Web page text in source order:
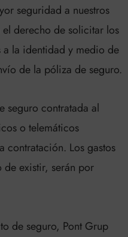
seguridad a nuestros
derecho de solicitar los
a la identidad y medio de
de la póliza de seguro.
seguro contratada al
o telemáticos
contratación. Los gastos
existir, serán por
de seguro, Pont Grup